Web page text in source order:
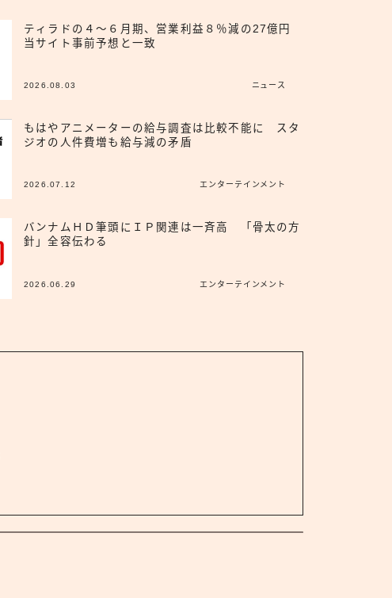
ティラドの４〜６月期、営業利益８％減の27億円
当サイト事前予想と一致
2026.08.03 ニュース
もはやアニメーターの給与調査は比較不能に スタ
ジオの人件費増も給与減の矛盾
2026.07.12 エンターテインメント
バンナムＨＤ筆頭にＩＰ関連は一斉高 「骨太の方
針」全容伝わる
2026.06.29 エンターテインメント